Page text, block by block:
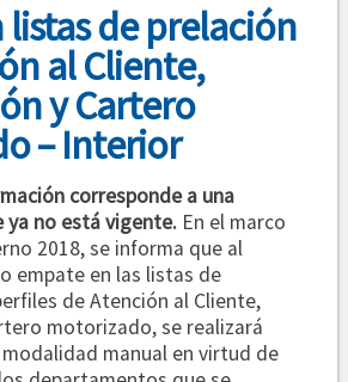
de prelación
al Cliente,
y Cartero
– Interior
corresponde a una
ya no está vigente. En el marco
2018, se informa que al
empate en las listas de
de Atención al Cliente,
motorizado, se realizará
manual en virtud de